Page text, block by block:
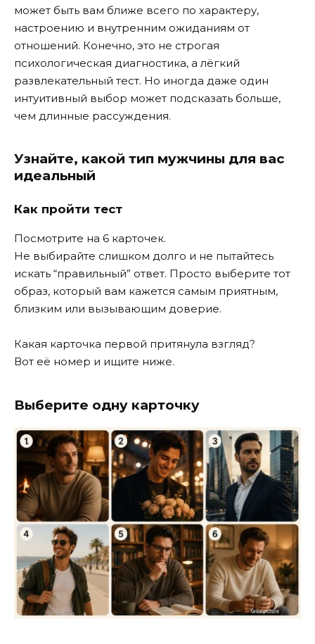
может быть вам ближе всего по характеру,
настроению и внутренним ожиданиям от
отношений. Конечно, это не строгая
психологическая диагностика, а лёгкий
развлекательный тест. Но иногда даже один
интуитивный выбор может подсказать больше,
чем длинные рассуждения.
Узнайте, какой тип мужчины для вас
идеальный
Как пройти тест
Посмотрите на 6 карточек.
Не выбирайте слишком долго и не пытайтесь
искать “правильный” ответ. Просто выберите тот
образ, который вам кажется самым приятным,
близким или вызывающим доверие.
Какая карточка первой притянула взгляд?
Вот её номер и ищите ниже.
Выберите одну карточку